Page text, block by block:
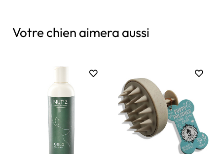
Votre chien aimera aussi